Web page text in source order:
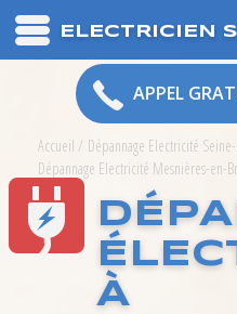
ELECTRICIEN
APPEL
Accueil / Dépannage Electricité
Dépannage Electricité Mesnières-en-
À